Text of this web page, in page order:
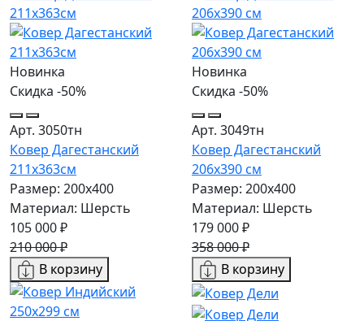
Новинка
Скидка -50%
Арт. 3050тн
Ковер Дагестанский
211x363см
Размер: 200х400
Материал: Шерсть
105 000 ₽
210 000 ₽
В корзину
Новинка
Скидка -50%
Арт. 3049тн
Ковер Дагестанский
206x390 см
Размер: 200х400
Материал: Шерсть
179 000 ₽
358 000 ₽
В корзину